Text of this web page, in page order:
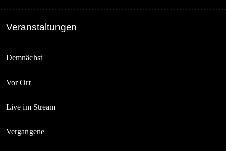
Veranstaltungen
Demnächst
Vor Ort
Live im Stream
Vergangene